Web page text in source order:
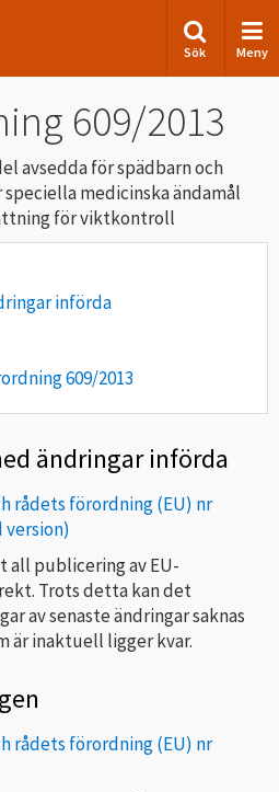
Sök Meny
609/2013
avsedda för spädbarn och
medicinska ändamål
för viktkontroll
införda
609/2013
ändringar införda
rådets förordning (EU) nr
version)
all publicering av EU-
Trots detta kan det
av senaste ändringar saknas
är inaktuell ligger kvar.
rådets förordning (EU) nr